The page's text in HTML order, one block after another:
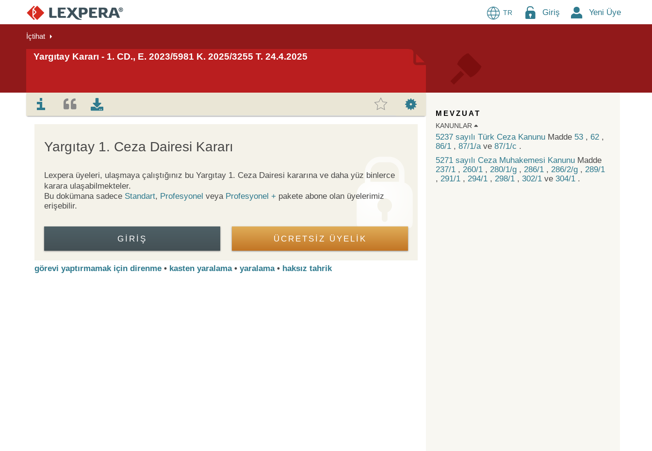
TR Giriş Yeni Üye
İçtihat
Yargıtay Kararı - 1. CD., E. 2023/5981 K. 2025/3255 T. 24.4.2025
Yargıtay 1. Ceza Dairesi Kararı
Lexpera üyeleri, ulaşmaya çalıştığınız bu Yargıtay 1. Ceza Dairesi kararına ve daha yüz binlerce
karara ulaşabilmekteler.
Bu dokümana sadece Standart, Profesyonel veya Profesyonel + pakete abone olan üyelerimiz
erişebilir.
GIRIŞ ÜCRETSİZ ÜYELİK
görevi yaptırmamak için direnme • kasten yaralama• yaralama• haksız tahrik
MEVZUAT
KANUNLAR
5237 sayılı Türk Ceza Kanunu Madde 53 , 62 ,
86/1 , 87/1/a ve 87/1/c .
5271 sayılı Ceza Muhakemesi Kanunu Madde
237/1 , 260/1 , 280/1/g , 286/1 , 286/2/g , 289/1
, 291/1 , 294/1 , 298/1 , 302/1 ve 304/1 .